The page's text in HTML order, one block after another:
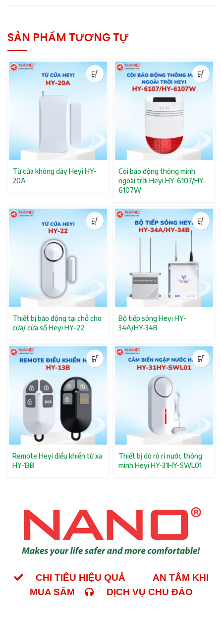
SẢN PHẨM TƯƠNG TỰ
Từ cửa không dây Heyi HY-
20A
Còi báo động thông minh
ngoài trời Heyi HY-6107/HY-
6107W
Thiết bị báo động tại chỗ cho
cửa/ cửa sổ Heyi HY-22
Bộ tiếp sóng Heyi HY-
34A/HY-34B
Remote Heyi điều khiển từ xa
HY-13B
Thiết bị dò rò rỉ nước thông
minh Heyi HY-31HY-SWL01
CHI TIÊU HIỆU QUẢ
AN TÂM KHI
MUA SẮM
DỊCH VỤ CHU ĐÁO